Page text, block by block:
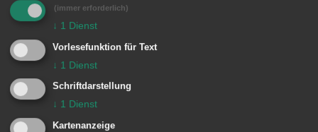
Mantelhof
Mädle
Neßlau
Oberrombach
(immer erforderlich)
↓ 1 Dienst
Vorlesefunktion für Text
↓ 1 Dienst
Schriftdarstellung
↓ 1 Dienst
Kartenanzeige